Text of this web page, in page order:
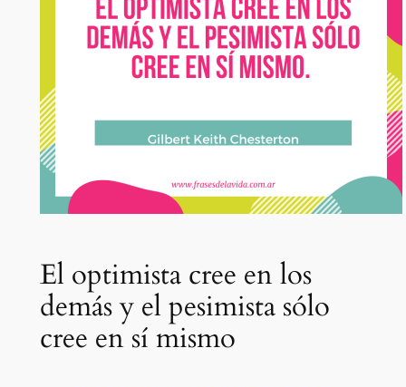
El optimista cree en los
demás y el pesimista sólo
cree en sí mismo